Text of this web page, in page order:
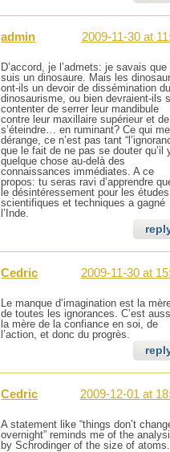
admin 2009-11-30 at
D’accord, je l’admets: je savais que
suis un dinosaure. Mais les
ont-ils un devoir de dissémination du
dinosaurisme, ou bien devraient-ils
contenter de serrer leur mandibule
contre leur maxillaire supérieur et de
s’éteindre… en ruminant? Ce qui me
dérange, ce n’est pas tant
que le fait de ne pas se douter qu’il
quelque chose au-delà des
connaissances immédiates. A ce
propos: tu seras ravi d’apprendre
le désintéressement pour les études
scientifiques et techniques a gagné
l’Inde.
Cedric 2009-11-30 at
Le manque d’imagination est la
de toutes les ignorances. C’est
la mère de la confiance en soi, de
l’action, et donc du progrès.
Cedric 2009-12-01 at
A statement like “things don’t
overnight” reminds me of the
by Schrodinger of the size of atoms.